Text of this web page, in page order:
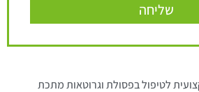
שליחה
לטיפול בפסולת וגרוטאות מתכת